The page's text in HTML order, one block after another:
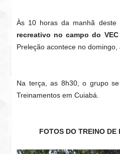
Às 10 horas da manhã deste
recreativo no campo do VEC
Preleção acontece no domingo,
Na terça, as 8h30, o grupo
Treinamentos em Cuiabá.
FOTOS DO TREINO